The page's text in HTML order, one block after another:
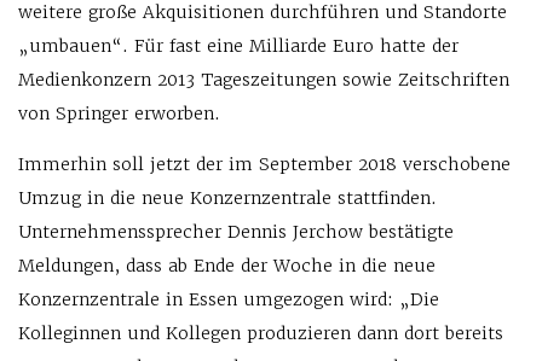
weitere große Akquisitionen durchführen und Standorte
„umbauen“. Für fast eine Milliarde Euro hatte der
Medienkonzern 2013 Tageszeitungen sowie Zeitschriften
von Springer erworben.
Immerhin soll jetzt der im September 2018 verschobene
Umzug in die neue Konzernzentrale stattfinden.
Unternehmenssprecher Dennis Jerchow bestätigte
Meldungen, dass ab Ende der Woche in die neue
Konzernzentrale in Essen umgezogen wird: „Die
Kolleginnen und Kollegen produzieren dann dort bereits